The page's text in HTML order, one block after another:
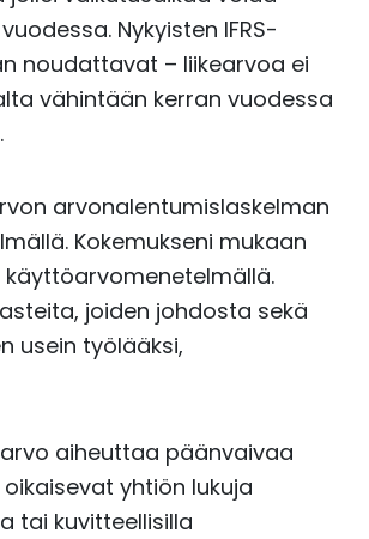
Nykyisten IFRS-
noudattavat – liikearvoa ei
vähintään kerran vuodessa
arvonalentumislaskelman
Kokemukseni mukaan
joiden johdosta sekä
usein työlääksi,
aiheuttaa päänvaivaa
yhtiön lukuja
tai kuvitteellisilla